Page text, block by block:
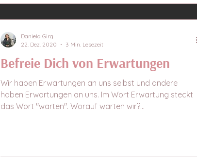
Befreie Dich von Erwartungen
Wir haben Erwartungen an uns selbst und andere
haben Erwartungen an uns. Im Wort Erwartung steckt
das Wort "warten". Worauf warten wir?...
Daniela Girg
22. Dez. 2020
3 Min. Lesezeit